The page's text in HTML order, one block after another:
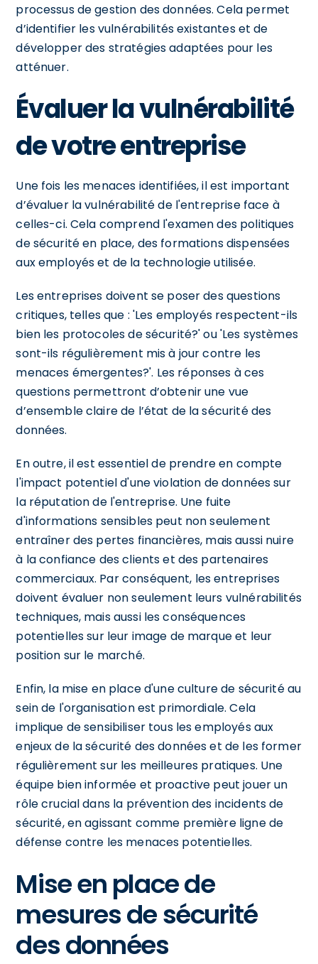
processus de gestion des données. Cela permet
d’identifier les vulnérabilités existantes et de
développer des stratégies adaptées pour les
atténuer.
Évaluer la vulnérabilité
de votre entreprise
Une fois les menaces identifiées, il est important
d’évaluer la vulnérabilité de l'entreprise face à
celles-ci. Cela comprend l'examen des politiques
de sécurité en place, des formations dispensées
aux employés et de la technologie utilisée.
Les entreprises doivent se poser des questions
critiques, telles que : 'Les employés respectent-ils
bien les protocoles de sécurité?' ou 'Les systèmes
sont-ils régulièrement mis à jour contre les
menaces émergentes?'. Les réponses à ces
questions permettront d’obtenir une vue
d’ensemble claire de l’état de la sécurité des
données.
En outre, il est essentiel de prendre en compte
l'impact potentiel d'une violation de données sur
la réputation de l'entreprise. Une fuite
d'informations sensibles peut non seulement
entraîner des pertes financières, mais aussi nuire
à la confiance des clients et des partenaires
commerciaux. Par conséquent, les entreprises
doivent évaluer non seulement leurs vulnérabilités
techniques, mais aussi les conséquences
potentielles sur leur image de marque et leur
position sur le marché.
Enfin, la mise en place d'une culture de sécurité au
sein de l'organisation est primordiale. Cela
implique de sensibiliser tous les employés aux
enjeux de la sécurité des données et de les former
régulièrement sur les meilleures pratiques. Une
équipe bien informée et proactive peut jouer un
rôle crucial dans la prévention des incidents de
sécurité, en agissant comme première ligne de
défense contre les menaces potentielles.
Mise en place de
mesures de sécurité
des données